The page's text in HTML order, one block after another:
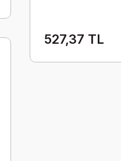
527,37 TL